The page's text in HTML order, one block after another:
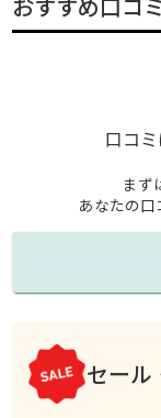
口コ
まず
あなたの
セール